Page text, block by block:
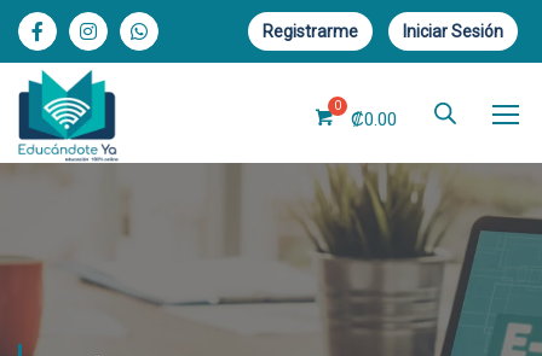
Registrarme Iniciar Sesión
₡0.00